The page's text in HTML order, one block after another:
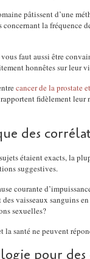
pâtissent d’une
concernant la fréquence
faut aussi être
honnêtes sur leur
cancer de la prostate
fidèlement leur
des
étaient exacts, la
suggestives.
courante
vaisseaux sanguins
sexuelles?
la santé ne peuvent
pour des